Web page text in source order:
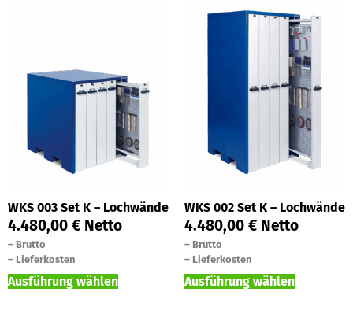
WKS 003 Set K – Lochwände
4.480,00 € Netto
– Brutto
– Lieferkosten
Ausführung wählen
WKS 002 Set K – Lochwände
4.480,00 € Netto
– Brutto
– Lieferkosten
Ausführung wählen